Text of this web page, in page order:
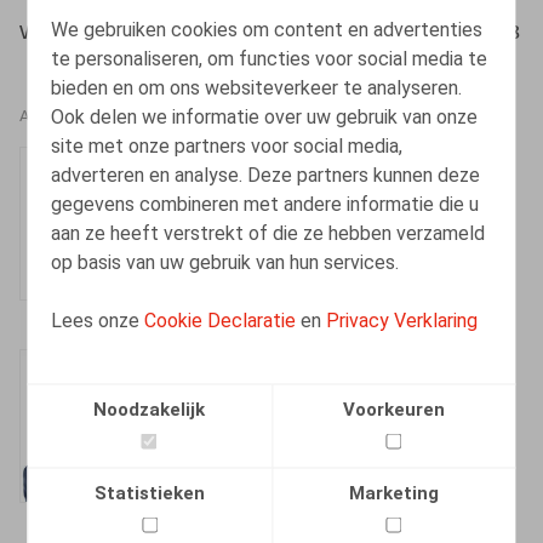
We gebruiken cookies om content en advertenties
te personaliseren, om functies voor social media te
bieden en om ons websiteverkeer te analyseren.
Ook delen we informatie over uw gebruik van onze
site met onze partners voor social media,
adverteren en analyse. Deze partners kunnen deze
gegevens combineren met andere informatie die u
aan ze heeft verstrekt of die ze hebben verzameld
op basis van uw gebruik van hun services.
Lees onzeCookie Declaratie en Privacy Verklaring
Noodzakelijk Voorkeuren
Statistieken Marketing
Wouters, O., Bouciqué, W., ​Lic. & Dém. nr 8 2011, pp. 1-8
AUTEURS
Olivier Wouters
Vennoot
Vennoot